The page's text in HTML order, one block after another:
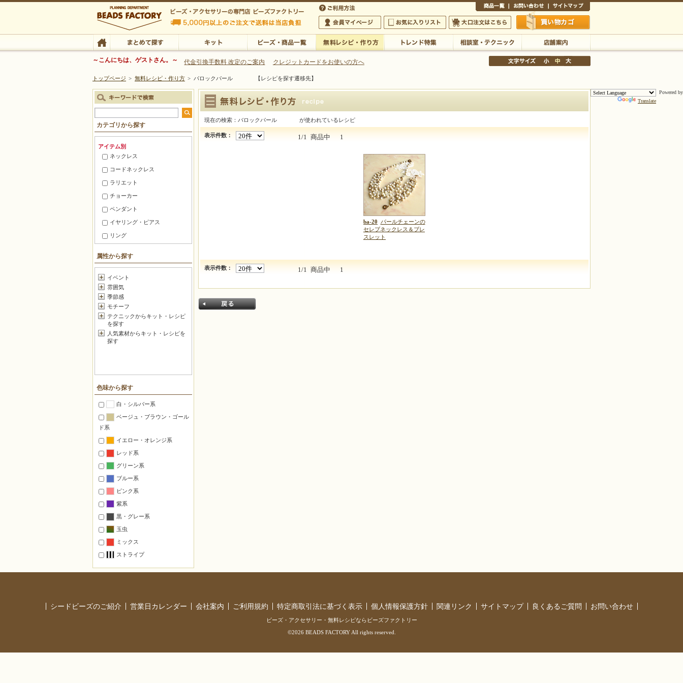
ビーズファクトリー ビーズ・パーツ・金具など・アクセサリーの専門店
ビーズ・アクセサリーの専門店 ビーズファクトリー 5,000円以上のご注文で送料は当店が負担いたします
ビーズ・アクセサリーの専門店 ビーズファクトリー 5,000円以上のご注文で送料は当店が負担いたします
会員マイページ
お気に入りリスト 大口注文はこちら 買い物かご
TOP まとめて探す キット
～こんにちは、ゲストさん。～ 代金引換手数料 改定のご案内 クレジットカードをお使いの方へ
トップページ > 無料レシピ・作り方 > バロックパール 【レシピを探す遷移先】
バロックパール
現在の検索：バロックパール が使われているレシピ
表示件数： 1/1 商品中 1
ba-20 パールチェーンの
セレブネックレス＆ブレ
スレット
表示件数： 1/1 商品中 1
カテゴリから探す
アイテム別
ネックレス
コードネックレス
ラリエット
チョーカー
ペンダント
イヤリング・ピアス
リング
ブローチ
足元アクセサリー
ヘアアクセサリー
セットアクセサリー
つるすインテリア
ファッション小物
メガネ・マスク 小物
キーホルダー・フック
チャーム
和小物・根付け
壁のインテリア
置くインテリア
モチーフのみ・基本のモチーフ
ペーパークラフト
干支
マスコット
縁起物・お守り
本に掲載された作品の材料一式
属性から探す
イベント
雰囲気
季節感
モチーフ
テクニックからキット・レシピ
を探す
人気素材からキット・レシピを
探す
色味から探す
白・シルバー系
ベージュ・ブラウン・ゴール
ド系
イエロー・オレンジ系
レッド系
グリーン系
ブルー系
ピンク系
紫系
黒・グレー系
玉虫
ミックス
ストライプ
Powered by
Translate
シードビーズのご紹介 営業日カレンダー 会社案内 ご利用規約 特定商取引法に基づく表示 個人情報保護方針 関連リンク サイトマップ 良くあるご質問 お問い合わせ
ビーズ・アクセサリー・無料レシピならビーズファクトリー
©2026 BEADS FACTORY All rights reserved.